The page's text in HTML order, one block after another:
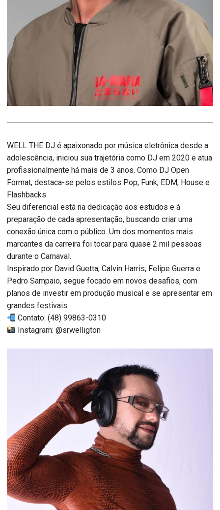
WELL THE DJ é apaixonado por música eletrônica desde a
adolescência, iniciou sua trajetória como DJ em 2020 e atua
profissionalmente há mais de 3 anos. Como DJ Open
Format, destaca-se pelos estilos Pop, Funk, EDM, House e
Flashbacks.
Seu diferencial está na dedicação aos estudos e à
preparação de cada apresentação, buscando criar uma
conexão única com o público. Um dos momentos mais
marcantes da carreira foi tocar para quase 2 mil pessoas
durante o Carnaval.
Inspirado por David Guetta, Calvin Harris, Felipe Guerra e
Pedro Sampaio, segue focado em novos desafios, com
planos de investir em produção musical e se apresentar em
grandes festivais.
Contato: (48) 99863-0310
Instagram: @srwelligton